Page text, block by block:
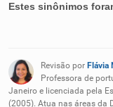
Estes sinônimos
Nenhum dos
Revisão por Flávia
Professora de
Janeiro e licenciada pela
(2005). Atua nas áreas da